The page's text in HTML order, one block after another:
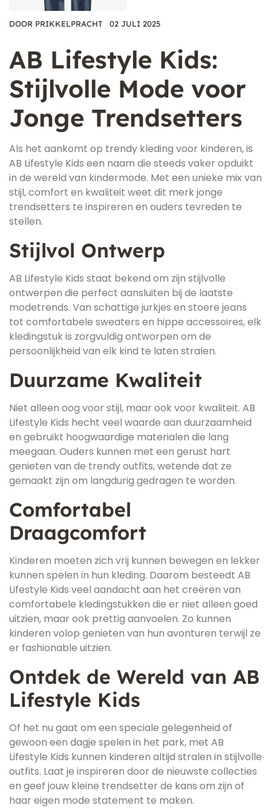
DOOR PRIKKELPRACHT 02 JULI 2025
AB Lifestyle Kids:
Stijlvolle Mode voor
Jonge Trendsetters
Als het aankomt op trendy kleding voor kinderen, is
AB Lifestyle Kids een naam die steeds vaker opduikt
in de wereld van kindermode. Met een unieke mix van
stijl, comfort en kwaliteit weet dit merk jonge
trendsetters te inspireren en ouders tevreden te
stellen.
Stijlvol Ontwerp
AB Lifestyle Kids staat bekend om zijn stijlvolle
ontwerpen die perfect aansluiten bij de laatste
modetrends. Van schattige jurkjes en stoere jeans
tot comfortabele sweaters en hippe accessoires, elk
kledingstuk is zorgvuldig ontworpen om de
persoonlijkheid van elk kind te laten stralen.
Duurzame Kwaliteit
Niet alleen oog voor stijl, maar ook voor kwaliteit. AB
Lifestyle Kids hecht veel waarde aan duurzaamheid
en gebruikt hoogwaardige materialen die lang
meegaan. Ouders kunnen met een gerust hart
genieten van de trendy outfits, wetende dat ze
gemaakt zijn om langdurig gedragen te worden.
Comfortabel
Draagcomfort
Kinderen moeten zich vrij kunnen bewegen en lekker
kunnen spelen in hun kleding. Daarom besteedt AB
Lifestyle Kids veel aandacht aan het creëren van
comfortabele kledingstukken die er niet alleen goed
uitzien, maar ook prettig aanvoelen. Zo kunnen
kinderen volop genieten van hun avonturen terwijl ze
er fashionable uitzien.
Ontdek de Wereld van AB
Lifestyle Kids
Of het nu gaat om een speciale gelegenheid of
gewoon een dagje spelen in het park, met AB
Lifestyle Kids kunnen kinderen altijd stralen in stijlvolle
outfits. Laat je inspireren door de nieuwste collecties
en geef jouw kleine trendsetter de kans om zijn of
haar eigen mode statement te maken.